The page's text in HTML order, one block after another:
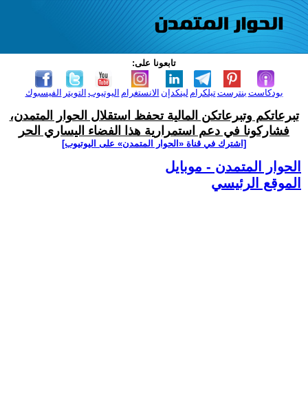
تابعونا على:
الفيسبوك التويتر اليوتيوب الانستغرام لينكدإن تيلكرامبنترست بودكاست
تبرعاتكم وتبرعاتكن المالية تحفظ استقلال الحوار المتمدن،
فشاركونا في دعم استمرارية هذا الفضاء اليساري الحر
[اشترك في قناة ‫«الحوار المتمدن» على اليوتيوب]
الحوار المتمدن - موبايل
الموقع الرئيسي